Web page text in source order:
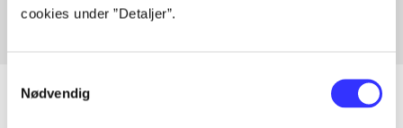
cookies under ”Detaljer”.
Nødvendig